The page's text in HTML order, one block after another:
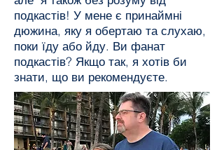
подкастів! У мене є принаймні
дюжина, яку я обертаю та слухаю,
поки їду або йду. Ви фанат
подкастів? Якщо так, я хотів би
знати, що ви рекомендуєте.